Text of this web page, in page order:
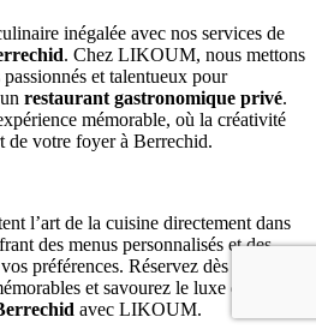
inégalée avec nos services de
. Chez LIKOUM, nous mettons
et talentueux pour
restaurant gastronomique privé.
mémorable, où la créativité
de votre foyer à Berrechid.
l’art de la cuisine directement dans
des menus personnalisés et des
préférences. Réservez dès
et savourez le luxe de la
avec LIKOUM.